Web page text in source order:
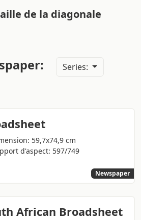
de la diagonale
Series:
59,7x74,9 cm
d'aspect: 597/749
Newspaper
African Broadsheet